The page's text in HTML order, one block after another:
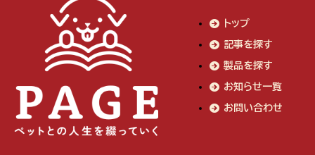
トップ
記事を探す
製品を探す
お知らせ一覧
お問い合わせ